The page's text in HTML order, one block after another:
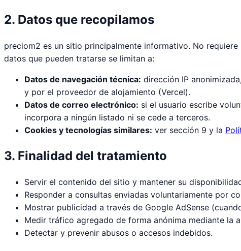
2. Datos que recopilamos
preciom2 es un sitio principalmente informativo. No
datos que pueden tratarse se limitan a:
Datos de navegación técnica: dirección IP
y por el proveedor de alojamiento (Vercel).
Datos de correo electrónico: si el usuario escribe
incorpora a ningún listado ni se cede a terceros.
Cookies y tecnologías similares: ver sección 9 y la
3. Finalidad del tratamiento
Servir el contenido del sitio y mantener su
Responder a consultas enviadas voluntariamente por
Mostrar publicidad a través de Google AdSense
Medir tráfico agregado de forma anónima mediante la
Detectar y prevenir abusos o accesos indebidos.